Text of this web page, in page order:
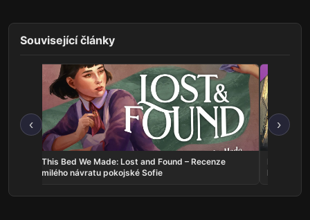
Související články
‹
This Bed We Made: Lost and Found – Recenze
milého návratu pokojské Sofie
Docked:
které
›